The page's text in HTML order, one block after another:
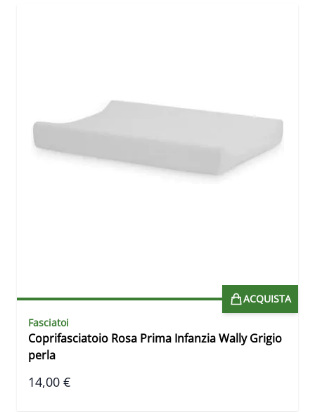
ACQUISTA
Fasciatoi
Coprifasciatoio Rosa Prima Infanzia Wally Grigio
perla
14,00 €